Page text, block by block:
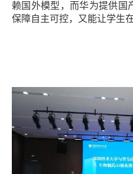
赖国外模型，而华为提供国
保障自主可控，又能让学生